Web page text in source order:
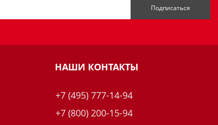
Подписаться
НАШИ КОНТАКТЫ
+7 (495) 777-14-94
+7 (800) 200-15-94